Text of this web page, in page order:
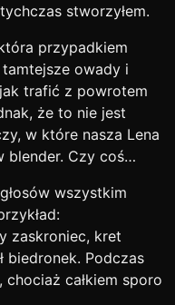
stworzyłem.
przypadkiem
owady i
trafić z powrotem
że to nie jest
w które nasza Lena
blender. Czy coś…
wszystkim
zaskroniec, kret
biedronek. Podczas
chociaż całkiem sporo